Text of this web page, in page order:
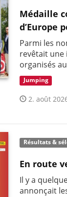
Médaille
d’Europe
Parmi les
revêtait une
organisés
Jumping
2. août
Résultats &
En route
Il y a
annonçait